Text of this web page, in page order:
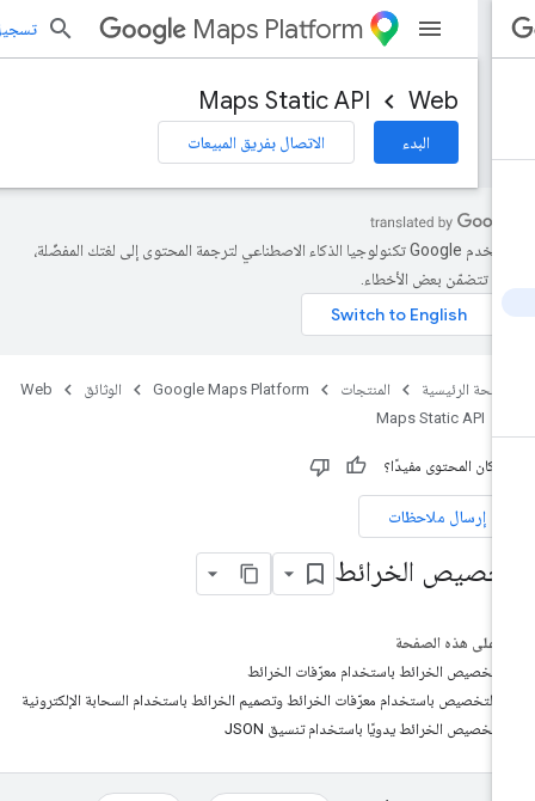
Maps Platform تسجيل
Web
Maps Static API
الاتصال بفريق المبيعات
تستخدم Google تكنولوجيا الذكاء الاصطناعي لترجمة المحتوى إلى لغتك المفضّلة،
تتضمّن بعض الأخطاء.
الرئيسية المنتجات Google Maps Platform الوثائق
Web
Maps Static API
كان المحتوى مفيدًا؟
إرسال ملاحظات
الخرائط
على هذه الصفحة
تخصيص الخرائط باستخدام معرّفات الخرائط
التخصيص باستخدام معرّفات الخرائط وتصميم الخرائط باستخدام السحابة الإلكترونية
تخصيص الخرائط يدويًا باستخدام تنسيق JSON